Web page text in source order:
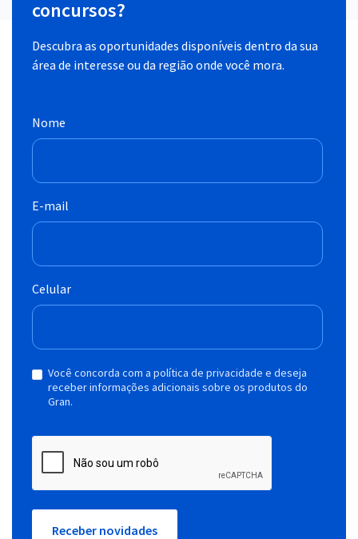
concursos?
Descubra as oportunidades disponíveis dentro da sua
área de interesse ou da região onde você mora.
Nome
E-mail
Celular
Você concorda com a política de privacidade e deseja
receber informações adicionais sobre os produtos do
Gran.
Receber novidades